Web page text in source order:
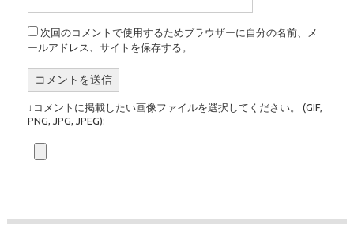
次回のコメントで使用するためブラウザーに自分の名前、メ
ールアドレス、サイトを保存する。
↓コメントに掲載したい画像ファイルを選択してください。 (GIF,
PNG, JPG, JPEG):